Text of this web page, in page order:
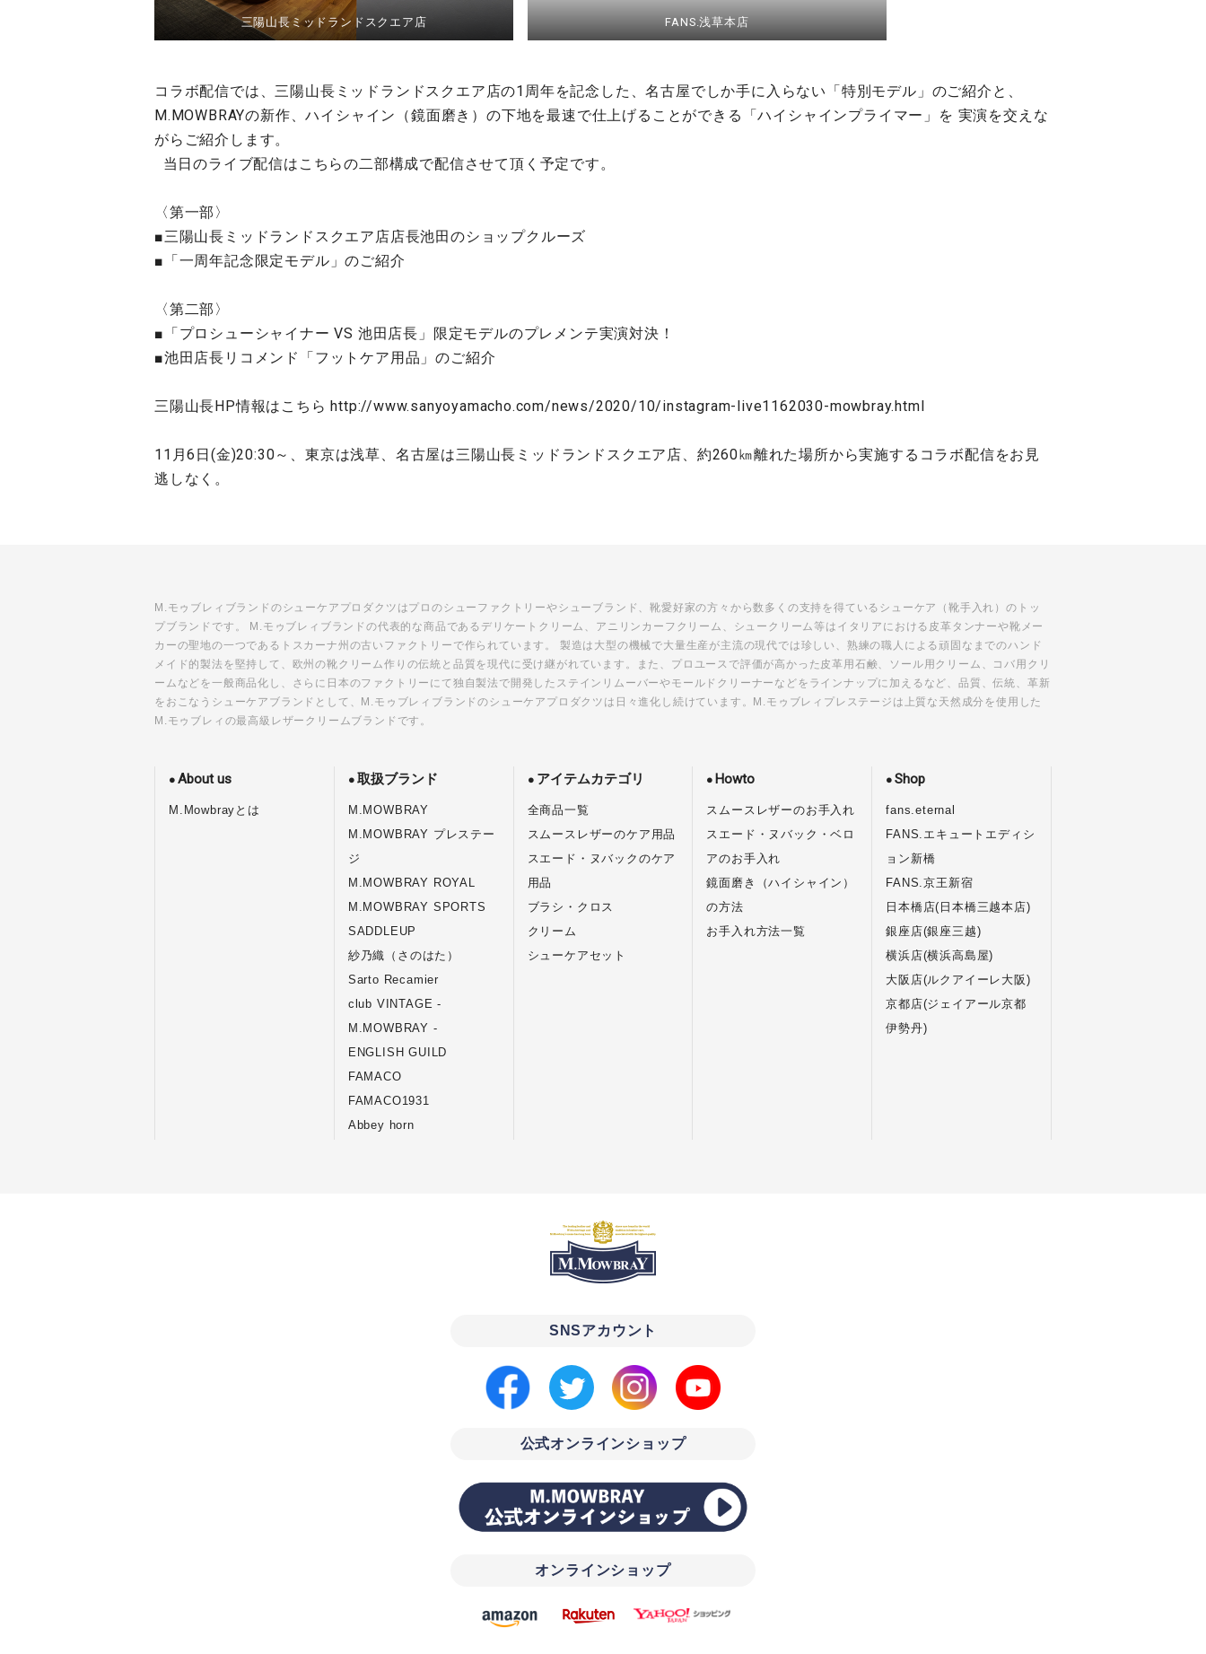
三陽山長ミッドランドスクエア店 FANS.浅草本店
コラボ配信では、三陽山長ミッドランドスクエア店の1周年を記念した、名古屋でしか手に入らない「特別モデル」のご紹介と、
M.MOWBRAYの新作、ハイシャイン（鏡面磨き）の下地を最速で仕上げることができる「ハイシャインプライマー」を 実演を交えな
がらご紹介します。
当日のライブ配信はこちらの二部構成で配信させて頂く予定です。
〈第一部〉
■三陽山長ミッドランドスクエア店店長池田のショップクルーズ
■「一周年記念限定モデル」のご紹介
〈第二部〉
■「プロシューシャイナー VS 池田店長」限定モデルのプレメンテ実演対決！
■池田店長リコメンド「フットケア用品」のご紹介
三陽山長HP情報はこちらhttp://www.sanyoyamacho.com/news/2020/10/instagram-live1162030-mowbray.html
11月6日(金)20:30～、東京は浅草、名古屋は三陽山長ミッドランドスクエア店、約260㎞離れた場所から実施するコラボ配信をお見
逃しなく。
M.モゥブレィブランドのシューケアプロダクツはプロのシューファクトリーやシューブランド、靴愛好家の方々から数多くの支持を得ているシューケア（靴手入れ）のトッ
プブランドです。 M.モゥブレィブランドの代表的な商品であるデリケートクリーム、アニリンカーフクリーム、シュークリーム等はイタリアにおける皮革タンナーや靴メー
カーの聖地の一つであるトスカーナ州の古いファクトリーで作られています。 製造は大型の機械で大量生産が主流の現代では珍しい、熟練の職人による頑固なまでのハンド
メイド的製法を堅持して、欧州の靴クリーム作りの伝統と品質を現代に受け継がれています。また、プロユースで評価が高かった皮革用石鹸、ソール用クリーム、コバ用クリ
ームなどを一般商品化し、さらに日本のファクトリーにて独自製法で開発したステインリムーバーやモールドクリーナーなどをラインナップに加えるなど、品質、伝統、革新
をおこなうシューケアブランドとして、M.モゥブレィブランドのシューケアプロダクツは日々進化し続けています。M.モゥブレィプレステージは上質な天然成分を使用した
M.モゥブレィの最高級レザークリームブランドです。
About us
M.Mowbrayとは
取扱ブランド
M.MOWBRAY
M.MOWBRAY プレステー
ジ
M.MOWBRAY ROYAL
M.MOWBRAY SPORTS
SADDLEUP
紗乃織（さのはた）
Sarto Recamier
club VINTAGE -
M.MOWBRAY -
ENGLISH GUILD
FAMACO
FAMACO1931
Abbey horn
アイテムカテゴリ
全商品一覧
スムースレザーのケア用品
スエード・ヌバックのケア
用品
ブラシ・クロス
クリーム
シューケアセット
Howto
スムースレザーのお手入れ
スエード・ヌバック・ベロ
アのお手入れ
鏡面磨き（ハイシャイン）
の方法
お手入れ方法一覧
Shop
fans.eternal
FANS.エキュートエディシ
ョン新橋
FANS.京王新宿
日本橋店(日本橋三越本店)
銀座店(銀座三越)
横浜店(横浜高島屋)
大阪店(ルクアイーレ大阪)
京都店(ジェイアール京都
伊勢丹)
SNSアカウント
公式オンラインショップ
オンラインショップ